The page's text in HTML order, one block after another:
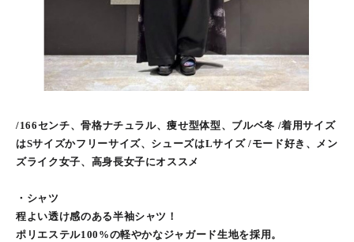
/166センチ、骨格ナチュラル、痩せ型体型、ブルベ冬 /着用サイズ
はSサイズかフリーサイズ、シューズはLサイズ /モード好き、メン
ズライク女子、高身長女子にオススメ
・シャツ
程よい透け感のある半袖シャツ！
ポリエステル100%の軽やかなジャガード生地を採用。